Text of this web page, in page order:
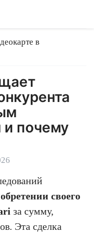
в
и почему
своего
за сумму,
Эта сделка